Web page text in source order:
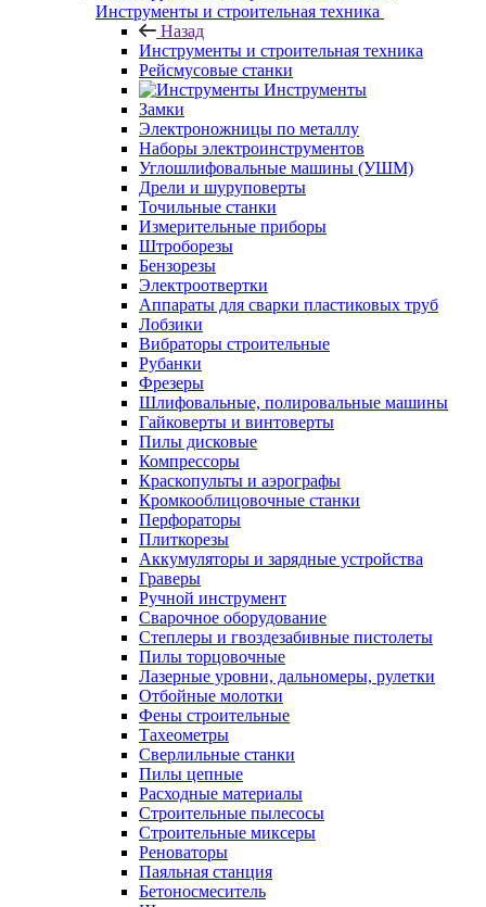
Инструменты и строительная техника
Назад
Инструменты и строительная техника
Рейсмусовые станки
Инструменты
Замки
Электроножницы по металлу
Наборы электроинструментов
Углошлифовальные машины (УШМ)
Дрели и шуруповерты
Точильные станки
Измерительные приборы
Штроборезы
Бензорезы
Электроотвертки
Аппараты для сварки пластиковых труб
Лобзики
Вибраторы строительные
Рубанки
Фрезеры
Шлифовальные, полировальные машины
Гайковерты и винтоверты
Пилы дисковые
Компрессоры
Краскопульты и аэрографы
Кромкооблицовочные станки
Перфораторы
Плиткорезы
Аккумуляторы и зарядные устройства
Граверы
Ручной инструмент
Сварочное оборудование
Степлеры и гвоздезабивные пистолеты
Пилы торцовочные
Лазерные уровни, дальномеры, рулетки
Отбойные молотки
Фены строительные
Тахеометры
Сверлильные станки
Пилы цепные
Расходные материалы
Строительные пылесосы
Строительные миксеры
Реноваторы
Паяльная станция
Бетоносмеситель